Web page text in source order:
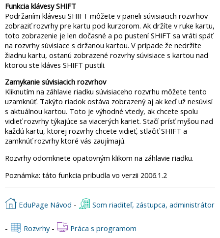
Funkcia klávesy SHIFT
Podržaním klávesu SHIFT môžete v paneli súvisiacich rozvrhov
zobraziť rozvrhy pre kartu pod kurzorom. Ak držíte v ruke kartu,
toto zobrazenie je len dočasné a po pustení SHIFT sa vráti späť
na rozvrhy súvisiace s držanou kartou. V prípade že nedržíte
žiadnu kartu, ostanú zobrazené rozvrhy súvisiace s kartou nad
ktorou ste kláves SHIFT pustili.
Zamykanie súvisiacich rozvrhov
Kliknutím na záhlavie riadku súvisiaceho rozvrhu môžete tento
uzamknúť. Takýto riadok ostáva zobrazený aj ak keď už nesúvisí
s aktuálnou kartou. Toto je výhodné vtedy, ak chcete spolu
vidieť rozvrhy týkajúce sa viacerých kariet. Stačí prísť myšou nad
každú kartu, ktorej rozvrhy chcete vidieť, stlačiť SHIFT a
zamknúť rozvrhy ktoré vás zaujímajú.
Rozvrhy odomknete opatovným klikom na záhlavie riadku.
Poznámka: táto funkcia pribudla vo verzii 2006.1.2
EduPage Návod - Som riaditeľ, zástupca, administrátor
- Rozvrhy- Práca s programom